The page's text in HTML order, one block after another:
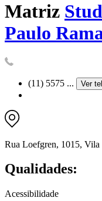
Matriz
Paulo
(11) 5575 ... Ver
Rua Loefgren, 1015, Vila
Qualidades:
Acessibilidade